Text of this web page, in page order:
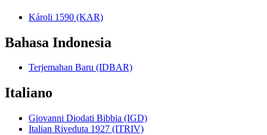
Károli 1590 (KAR)
Bahasa Indonesia
Terjemahan Baru (IDBAR)
Italiano
Giovanni Diodati Bibbia (IGD)
Italian Riveduta 1927 (ITRIV)